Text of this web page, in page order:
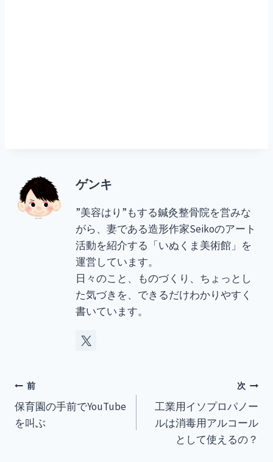
ゲンキ
”美容はり”もする鍼灸整骨院を営みな
がら、妻である造形作家Seikoのアート
活動を紹介する「いぬくま美術館」を
運営しています。
日々のこと、ものづくり、ちょっとし
た気づきを、できるだけわかりやすく
書いています。
投
稿
前
保育園の手前でYouTube
を叫ぶ
次
工業用イソプロパノー
ルは消毒用アルコール
として使えるの？